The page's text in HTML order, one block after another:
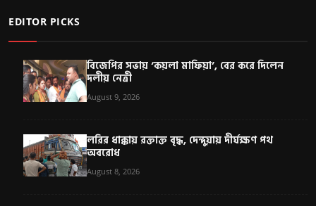
EDITOR PICKS
বিজেপির সভায় ‘কয়লা মাফিয়া’, বের করে দিলেন
দলীয় নেত্রী
August 9, 2026
লরির ধাক্কায় রক্তাক্ত বৃদ্ধ, দেন্দুয়ায় দীর্ঘক্ষণ পথ
অবরোধ
August 8, 2026